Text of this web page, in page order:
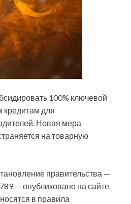
100% ключевой
кредитам для
Новая мера
на товарную
правительства —
— опубликовано на сайте
в правила